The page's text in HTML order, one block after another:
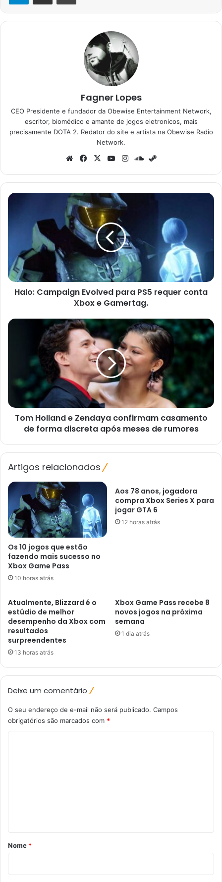
Fagner Lopes
CEO Presidente e fundador da Obewise Entertainment Network,
escritor, biomédico e amante de jogos eletronicos, mais
precisamente DOTA 2. Redator do site e artista na Obewise Radio
Network.
WebsiteFacebook
X YouTubeInstagramSoundCloud
Halo:
requer
conta
Xbox
e
Gamertag.
Halo: Campaign Evolved para PS5 requer conta
Xbox e Gamertag.
Tom
confirmam
casamento
de
discreta
após
meses
Tom Holland e Zendaya confirmam casamento
de forma discreta após meses de rumores
Artigos relacionados
Os 10 jogos que estão
fazendo mais sucesso no
Xbox Game Pass
10 horas atrás
Aos 78 anos, jogadora
compra Xbox Series X para
jogar GTA 6
12 horas atrás
Atualmente, Blizzard é o
estúdio de melhor
desempenho da Xbox com
resultados
surpreendentes
13 horas atrás
Xbox Game Pass recebe 8
novos jogos na próxima
semana
1 dia atrás
Deixe um comentário
O seu endereço de e-mail não será publicado. Campos
obrigatórios são marcados com *
r
o
Nome *